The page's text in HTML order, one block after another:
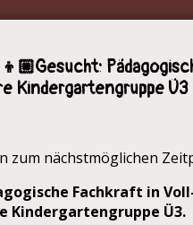
Kindergartengruppe Ü3
zum nächstmöglichen
Fachkraft in
Kindergartengruppe Ü3.